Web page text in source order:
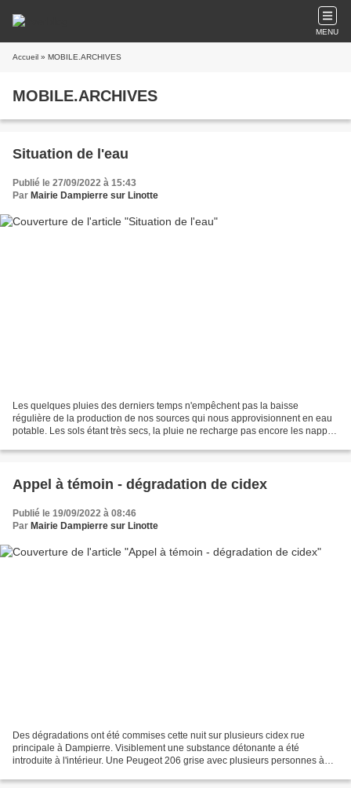
MENU
Accueil » MOBILE.ARCHIVES
MOBILE.ARCHIVES
Situation de l'eau
Publié le 27/09/2022 à 15:43
Par Mairie Dampierre sur Linotte
Les quelques pluies des derniers temps n'empêchent pas la baisse
régulière de la production de nos sources qui nous approvisionnent en eau
potable. Les sols étant très secs, la pluie ne recharge pas encore les nappes
Appel à témoin - dégradation de cidex
Publié le 19/09/2022 à 08:46
Par Mairie Dampierre sur Linotte
Des dégradations ont été commises cette nuit sur plusieurs cidex rue
principale à Dampierre. Visiblement une substance détonante a été
introduite à l'intérieur. Une Peugeot 206 grise avec plusieurs personnes à